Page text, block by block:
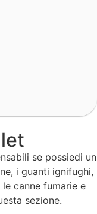
se possiedi un
i guanti ignifughi,
canne fumarie e
sezione.